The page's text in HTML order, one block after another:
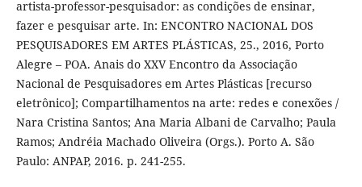
artista-professor-pesquisador: as condições de ensinar,
fazer e pesquisar arte. In: ENCONTRO NACIONAL DOS
PESQUISADORES EM ARTES PLÁSTICAS, 25., 2016, Porto
Alegre – POA. Anais do XXV Encontro da Associação
Nacional de Pesquisadores em Artes Plásticas [recurso
eletrônico]; Compartilhamentos na arte: redes e conexões /
Nara Cristina Santos; Ana Maria Albani de Carvalho; Paula
Ramos; Andréia Machado Oliveira (Orgs.). Porto A. São
Paulo: ANPAP, 2016. p. 241-255.